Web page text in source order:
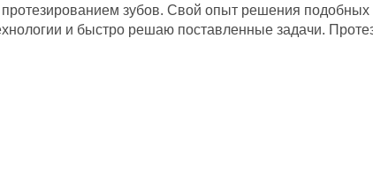
зубов. Свой опыт решения
и быстро решаю поставленные задачи.